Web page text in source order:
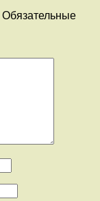
Обязательные